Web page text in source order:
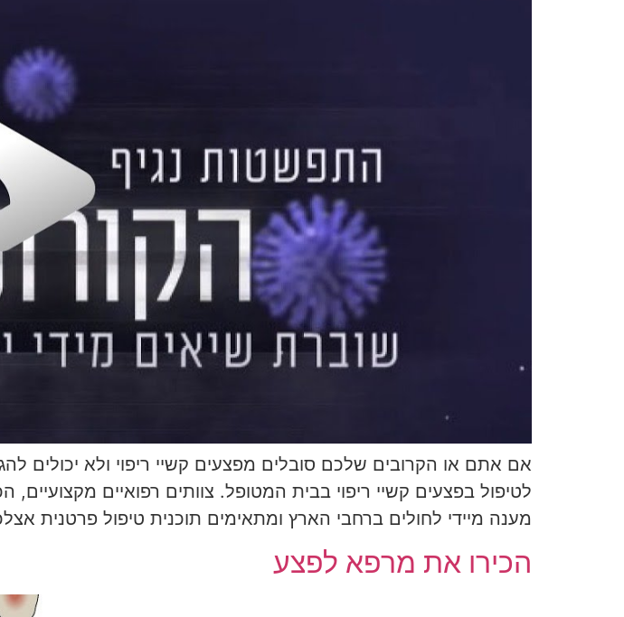
אם אתם או הקרובים שלכם סובלים מפצעים קשיי ריפוי ולא
לטיפול בפצעים קשיי ריפוי בבית המטופל. צוותים רפואיים מקצועיים,
מענה מיידי לחולים ברחבי הארץ ומתאימים תוכנית טיפול פרטנית
הכירו את מרפא לפצע